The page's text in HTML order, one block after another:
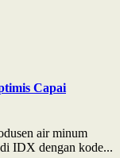
Capai
air minum
IDX dengan kode...